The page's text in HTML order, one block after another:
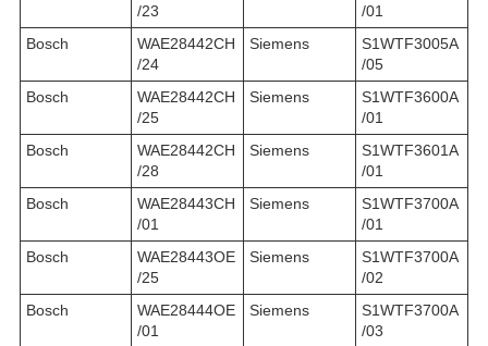
/23
/01
Bosch
WAE28442CH
/24
Siemens
S1WTF3005A
/05
Bosch
WAE28442CH
/25
Siemens
S1WTF3600A
/01
Bosch
WAE28442CH
/28
Siemens
S1WTF3601A
/01
Bosch
WAE28443CH
/01
Siemens
S1WTF3700A
/01
Bosch
WAE28443OE
/25
Siemens
S1WTF3700A
/02
Bosch
WAE28444OE
/01
Siemens
S1WTF3700A
/03